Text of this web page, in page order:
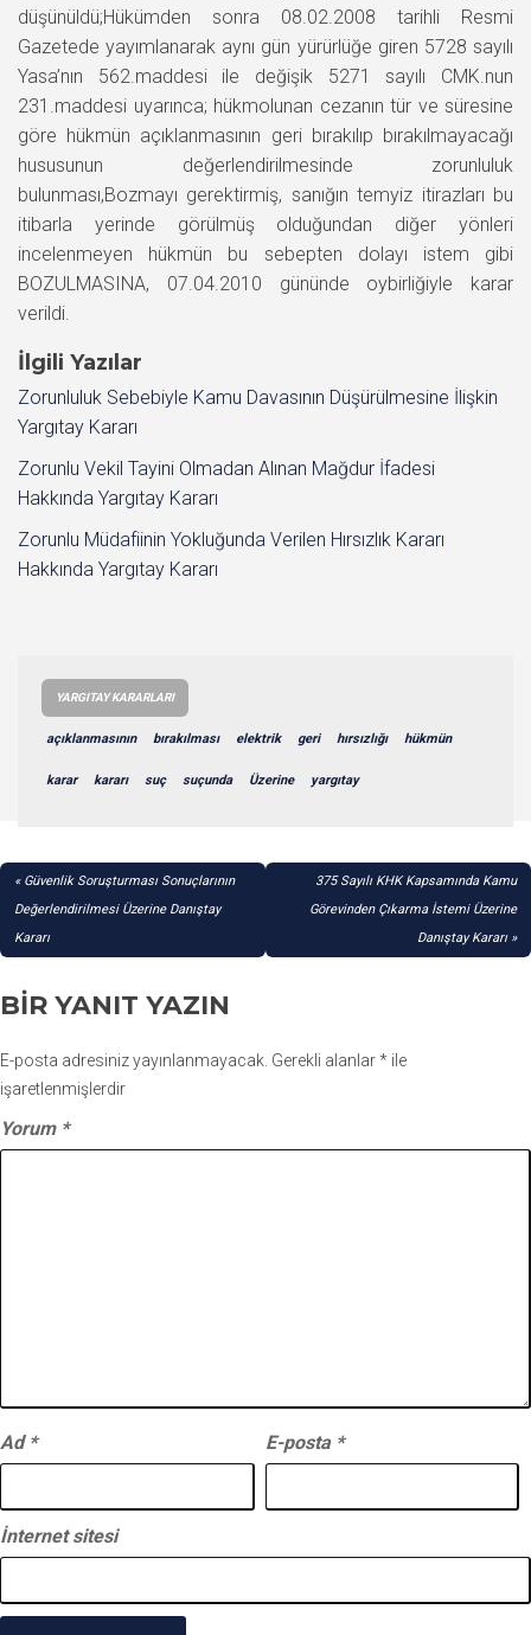
düşünüldü;Hükümden sonra 08.02.2008 tarihli Resmi
Gazetede yayımlanarak aynı gün yürürlüğe giren 5728 sayılı
Yasa’nın 562.maddesi ile değişik 5271 sayılı CMK.nun
231.maddesi uyarınca; hükmolunan cezanın tür ve süresine
göre hükmün açıklanmasının geri bırakılıp bırakılmayacağı
hususunun değerlendirilmesinde zorunluluk
bulunması,Bozmayı gerektirmiş, sanığın temyiz itirazları bu
itibarla yerinde görülmüş olduğundan diğer yönleri
incelenmeyen hükmün bu sebepten dolayı istem gibi
BOZULMASINA, 07.04.2010 gününde oybirliğiyle karar
verildi.
İlgili Yazılar
Zorunluluk Sebebiyle Kamu Davasının Düşürülmesine İlişkin
Yargıtay Kararı
Zorunlu Vekil Tayini Olmadan Alınan Mağdur İfadesi
Hakkında Yargıtay Kararı
Zorunlu Müdafiinin Yokluğunda Verilen Hırsızlık Kararı
Hakkında Yargıtay Kararı
YARGITAY KARARLARI
açıklanmasının bırakılması elektrik geri hırsızlığı hükmün
karar kararı suç suçunda Üzerine yargıtay
YAZI
GEZINMESI
Güvenlik Soruşturması Sonuçlarının
Değerlendirilmesi Üzerine Danıştay
Kararı
375 Sayılı KHK Kapsamında Kamu
Görevinden Çıkarma İstemi Üzerine
Danıştay Kararı
BIR YANIT YAZIN
E-posta adresiniz yayınlanmayacak. Gerekli alanlar* ile
işaretlenmişlerdir
Yorum *
Ad * E-posta *
İnternet sitesi